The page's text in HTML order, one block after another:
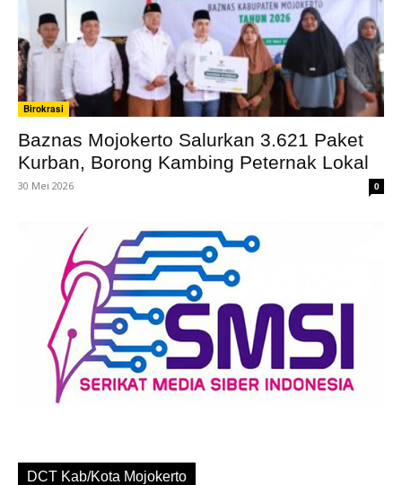
Birokrasi
Baznas Mojokerto Salurkan 3.621 Paket
Kurban, Borong Kambing Peternak Lokal
30 Mei 2026 0
DCT Kab/Kota Mojokerto